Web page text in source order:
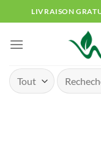
au
contenu
LIVRAISON
Recherche
pour :